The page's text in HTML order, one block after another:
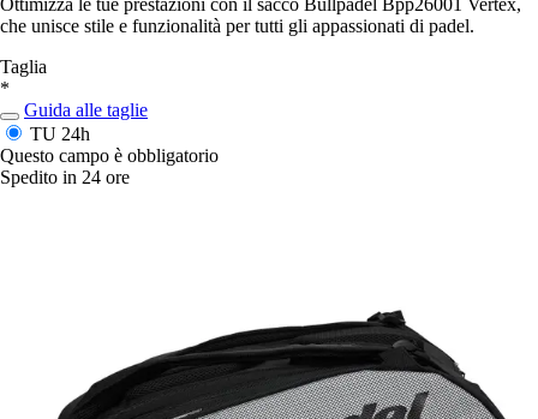
che unisce stile e funzionalità per tutti gli appassionati di padel.
Taglia
*
Guida alle taglie
TU 24h
Questo campo è obbligatorio
Spedito in 24 ore